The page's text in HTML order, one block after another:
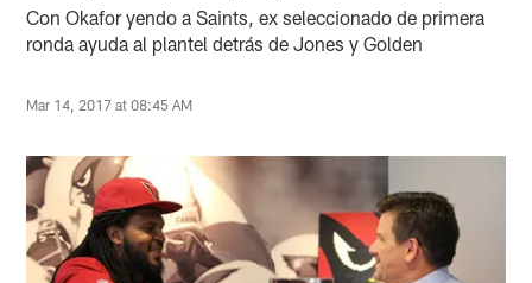
Con Okafor yendo a Saints, ex seleccionado de primera
ronda ayuda al plantel detrás de Jones y Golden
Mar 14, 2017 at 08:45 AM